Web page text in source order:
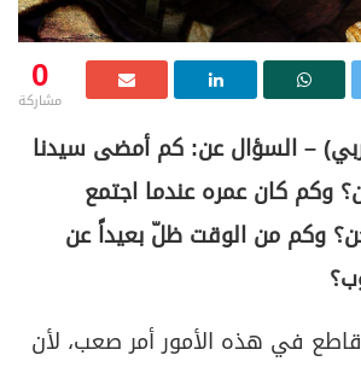
0
مشاركة
– السؤال عن: كم أمضى سيدنا
كان عمره عندما اجتمع
وكم من الوقت ظلّ بعيداً عن
في هذه الأمور أمر صعب، لأن